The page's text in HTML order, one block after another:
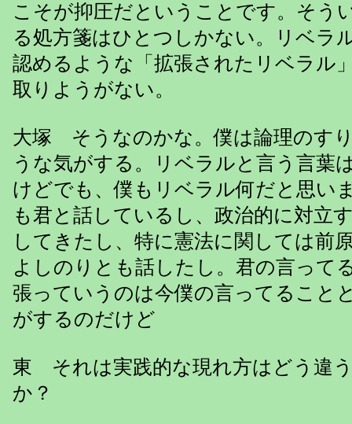
こそが抑圧だということです。そう
る処方箋はひとつしかない。リベラ
認めるような「拡張されたリベラル
取りようがない。
大塚 そうなのかな。僕は論理のす
うな気がする。リベラルと言う言葉
けどでも、僕もリベラル何だと思い
も君と話しているし、政治的に対立
してきたし、特に憲法に関しては前
よしのりとも話したし。君の言って
張っていうのは今僕の言ってること
がするのだけど
東 それは実践的な現れ方はどう違
か？